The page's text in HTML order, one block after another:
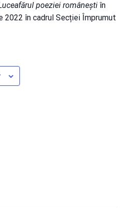
poeziei românești în
2022 în cadrul Secției Împrumut